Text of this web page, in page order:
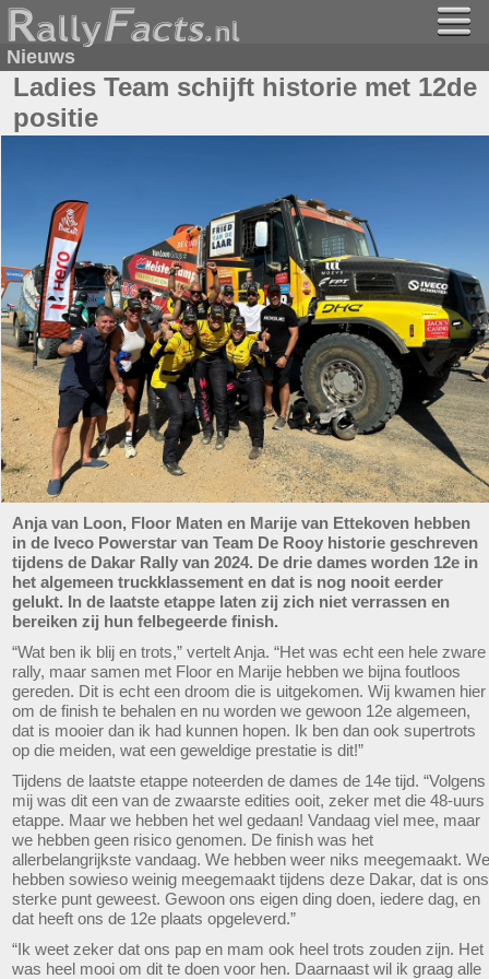
Nieuws
Ladies Team schijft historie met 12de
positie
Anja van Loon, Floor Maten en Marije van Ettekoven hebben
in de Iveco Powerstar van Team De Rooy historie geschreven
tijdens de Dakar Rally van 2024. De drie dames worden 12e in
het algemeen truckklassement en dat is nog nooit eerder
gelukt. In de laatste etappe laten zij zich niet verrassen en
bereiken zij hun felbegeerde finish.
“Wat ben ik blij en trots,” vertelt Anja. “Het was echt een hele zware
rally, maar samen met Floor en Marije hebben we bijna foutloos
gereden. Dit is echt een droom die is uitgekomen. Wij kwamen hier
om de finish te behalen en nu worden we gewoon 12e algemeen,
dat is mooier dan ik had kunnen hopen. Ik ben dan ook supertrots
op die meiden, wat een geweldige prestatie is dit!”
Tijdens de laatste etappe noteerden de dames de 14e tijd. “Volgens
mij was dit een van de zwaarste edities ooit, zeker met die 48-uurs
etappe. Maar we hebben het wel gedaan! Vandaag viel mee, maar
we hebben geen risico genomen. De finish was het
allerbelangrijkste vandaag. We hebben weer niks meegemaakt. We
hebben sowieso weinig meegemaakt tijdens deze Dakar, dat is ons
sterke punt geweest. Gewoon ons eigen ding doen, iedere dag, en
dat heeft ons de 12e plaats opgeleverd.”
“Ik weet zeker dat ons pap en mam ook heel trots zouden zijn. Het
was heel mooi om dit te doen voor hen. Daarnaast wil ik graag alle